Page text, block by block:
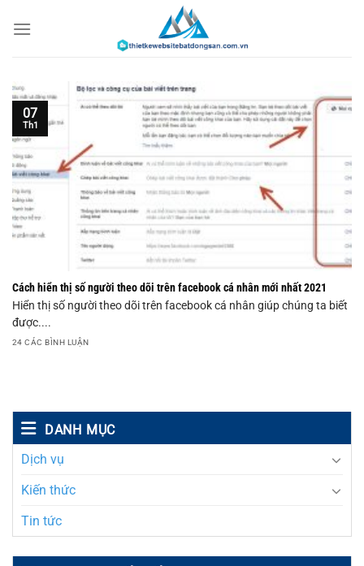
đến
DANH MỤC
Dịch vụ
Kiến thức
Tin tức
Cách hiển thị số người theo dõi trên facebook cá nhân mới nhất 2021
Hiển thị số người theo dõi trên facebook cá nhân giúp chúng ta biết
được....
24 CÁC BÌNH LUẬN
07
Th1